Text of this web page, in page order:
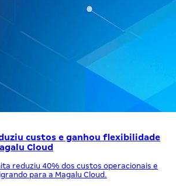
custos e ganhou flexibilidade
Cloud
reduziu 40% dos custos operacionais e
para a Magalu Cloud.